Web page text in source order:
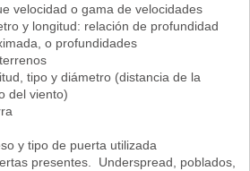
velocidad o gama de velocidades
y longitud: relación de profundidad
o profundidades
tipo y diámetro (distancia de la
del viento)
y tipo de puerta utilizada
presentes. Underspread, poblados,